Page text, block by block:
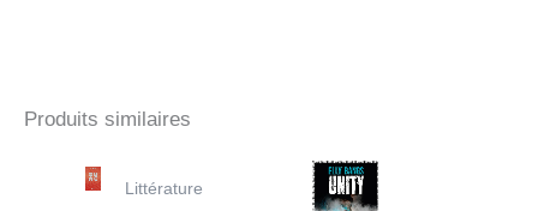
Produits similaires
Littérature